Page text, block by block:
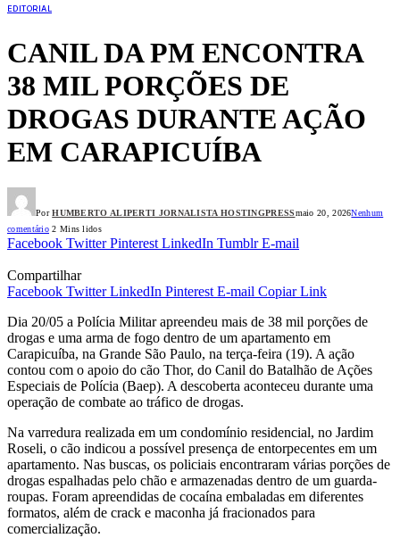
EDITORIAL
CANIL DA PM ENCONTRA
38 MIL PORÇÕES DE
DROGAS DURANTE AÇÃO
EM CARAPICUÍBA
Por HUMBERTO ALIPERTI JORNALISTA HOSTINGPRESSmaio 20, 2026Nenhum
comentário 2 Mins lidos
Facebook Twitter Pinterest LinkedIn Tumblr E-mail
Compartilhar
Facebook Twitter LinkedIn Pinterest E-mail Copiar Link
Dia 20/05 a Polícia Militar apreendeu mais de 38 mil porções de
drogas e uma arma de fogo dentro de um apartamento em
Carapicuíba, na Grande São Paulo, na terça-feira (19). A ação
contou com o apoio do cão Thor, do Canil do Batalhão de Ações
Especiais de Polícia (Baep). A descoberta aconteceu durante uma
operação de combate ao tráfico de drogas.
Na varredura realizada em um condomínio residencial, no Jardim
Roseli, o cão indicou a possível presença de entorpecentes em um
apartamento. Nas buscas, os policiais encontraram várias porções de
drogas espalhadas pelo chão e armazenadas dentro de um guarda-
roupas. Foram apreendidas de cocaína embaladas em diferentes
formatos, além de crack e maconha já fracionados para
comercialização.